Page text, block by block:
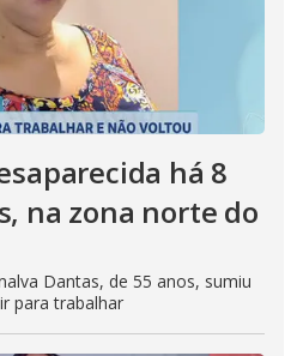
há 8
na zona norte do
Dantas, de 55 anos, sumiu
para trabalhar